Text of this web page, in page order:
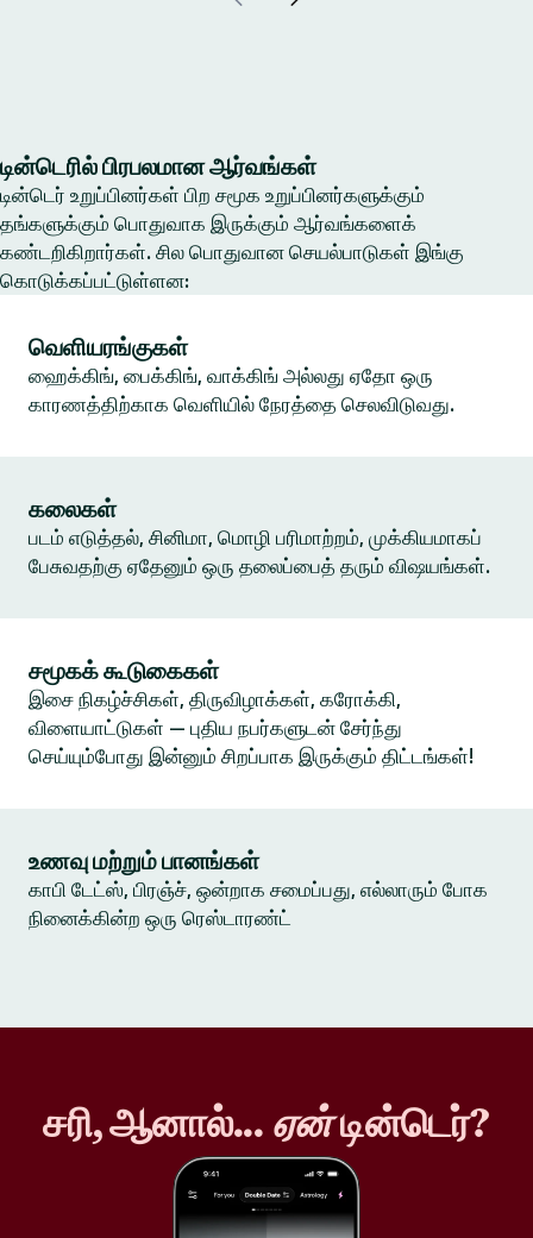
டின்டெரில் பிரபலமான ஆர்வங்கள்
டின்டெர் உறுப்பினர்கள் பிற சமூக உறுப்பினர்களுக்கும்
தங்களுக்கும் பொதுவாக இருக்கும் ஆர்வங்களைக்
கண்டறிகிறார்கள். சில பொதுவான செயல்பாடுகள் இங்கு
கொடுக்கப்பட்டுள்ளன:
வெளியரங்குகள்
ஹைக்கிங், பைக்கிங், வாக்கிங் அல்லது ஏதோ ஒரு
காரணத்திற்காக வெளியில் நேரத்தை செலவிடுவது.
கலைகள்
படம் எடுத்தல், சினிமா, மொழி பரிமாற்றம், முக்கியமாகப்
பேசுவதற்கு ஏதேனும் ஒரு தலைப்பைத் தரும் விஷயங்கள்.
சமூகக் கூடுகைகள்
இசை நிகழ்ச்சிகள், திருவிழாக்கள், கரோக்கி,
விளையாட்டுகள் — புதிய நபர்களுடன் சேர்ந்து
செய்யும்போது இன்னும் சிறப்பாக இருக்கும் திட்டங்கள்!
உணவு மற்றும் பானங்கள்
காபி டேட்ஸ், பிரஞ்ச், ஒன்றாக சமைப்பது, எல்லாரும் போக
நினைக்கின்ற ஒரு ரெஸ்டாரண்ட்
சரி, ஆனால்... ஏன்டின்டெர்?